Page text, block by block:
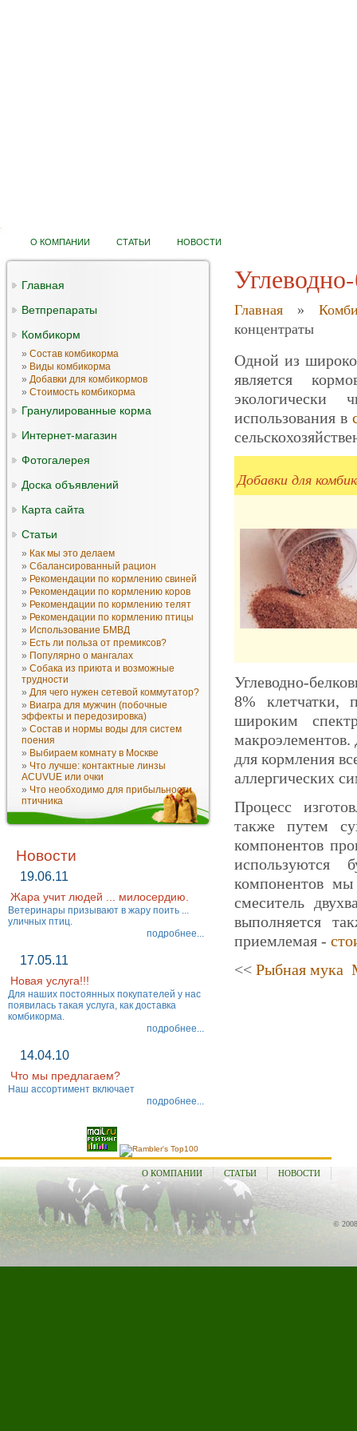
О КОМПАНИИ СТАТЬИ НОВОСТИ
Главная
Ветпрепараты
Комбикорм
» Состав комбикорма
» Виды комбикорма
» Добавки для комбикормов
» Стоимость комбикорма
Гранулированные корма
Интернет-магазин
Фотогалерея
Доска объявлений
Карта сайта
Статьи
» Как мы это делаем
» Сбалансированный рацион
» Рекомендации по кормлению свиней
» Рекомендации по кормлению коров
» Рекомендации по кормлению телят
» Рекомендации по кормлению птицы
» Использование БМВД
» Есть ли польза от премиксов?
» Популярно о мангалах
» Собака из приюта и возможные
трудности
» Для чего нужен сетевой коммутатор?
» Виагра для мужчин (побочные
эффекты и передозировка)
» Состав и нормы воды для систем
поения
» Выбираем комнату в Москве
» Что лучше: контактные линзы
ACUVUE или очки
» Что необходимо для прибыльности
птичника
Новости
19.06.11
Жара учит людей ... милосердию.
Ветеринары призывают в жару поить ...
уличных птиц.
подробнее...
17.05.11
Новая услуга!!!
Для наших постоянных покупателей у нас
появилась такая услуга, как доставка
комбикорма.
подробнее...
14.04.10
Что мы предлагаем?
Наш ассортимент включает
подробнее...
Главная »
концентраты
Одной из широко
является
экологически
использования в
Добавки для
Углеводно-
8% клетчатки,
широким
для кормления
аллергических
Процесс
также путем
компонентов
используются
компонентов мы
смеситель
выполняется
приемлемая -
<< Рыбная мука
О КОМПАНИИ СТАТЬИ НОВОСТИ
©